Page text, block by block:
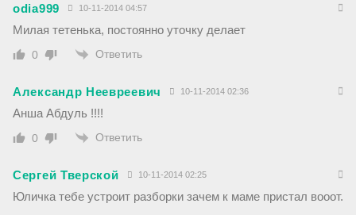
odia999 10-11-2014 04:57
Милая тетенька, постоянно уточку делает
0 Ответить
Александр Неевреевич 10-11-2014 02:36
Анша Абдуль !!!!
0 Ответить
Сергей Тверской 10-11-2014 02:25
Юличка тебе устроит разборки зачем к маме пристал вооот.